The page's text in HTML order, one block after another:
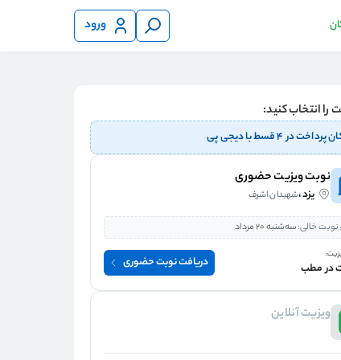
ورود
را انتخاب کنید:
در ۴ قسط با دیجی پی
نوبت ویزیت حضوری
یزد،شهیدان اشرف
نوبت خالی:سه‌شنبه 20 مرداد
در مطب دریافت نوبت حضوری
ویزیت آنلاین